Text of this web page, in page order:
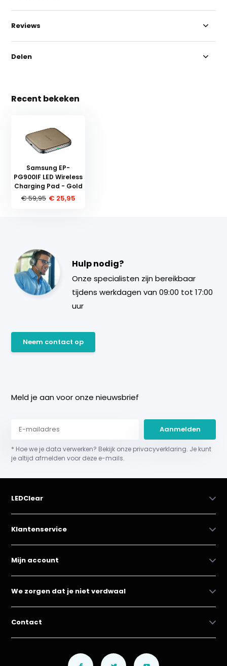
Reviews
Delen
Recent bekeken
Samsung EP-
PG900IF LED Wireless
Charging Pad - Gold
€ 59,95 € 25,95
Hulp nodig?
Onze specialisten zijn bereikbaar
tijdens werkdagen van 09:00 tot 17:00
uur
Neem contact op
Meld je aan voor onze nieuwsbrief
Aanmelden
* Hoe we je data verwerken? Bekijk onze privacyverklaring. Je kunt
je altijd afmelden voor deze e-mails.
LEDClear
Klantenservice
Mijn account
We zorgen dat je niet verdwaal
Contact